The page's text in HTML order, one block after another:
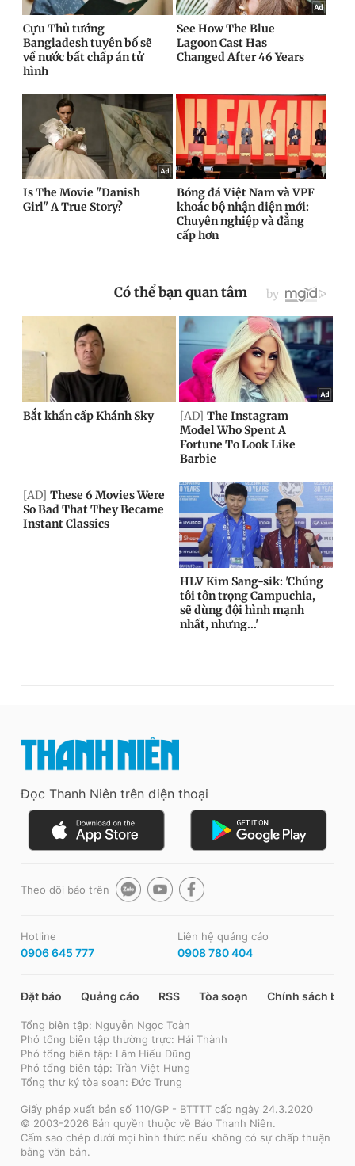
Đọc Thanh Niên trên điện thoại
Theo dõi báo trên
Hotline
0906 645 777
Liên hệ quảng cáo
0908 780 404
Đặt báo Quảng cáo RSS Tòa soạn Chính sách bảo
Tổng biên tập: Nguyễn Ngọc Toàn
Phó tổng biên tập thường trực: Hải Thành
Phó tổng biên tập: Lâm Hiếu Dũng
Phó tổng biên tập: Trần Việt Hưng
Tổng thư ký tòa soạn: Đức Trung
Giấy phép xuất bản số 110/GP - BTTTT cấp ngày 24.3.2020
© 2003-2026 Bản quyền thuộc về Báo Thanh Niên.
Cấm sao chép dưới mọi hình thức nếu không có sự chấp thuận
bằng văn bản.